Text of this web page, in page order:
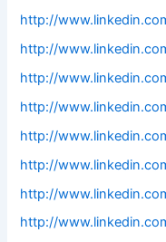
http://
http://
http://
http://
http://
http://
http://
http://